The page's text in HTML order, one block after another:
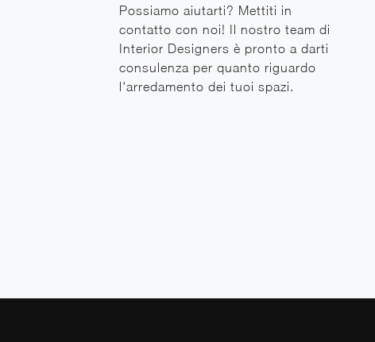
Possiamo aiutarti? Mettiti in
contatto con noi! Il nostro team di
Interior Designers è pronto a darti
consulenza per quanto riguardo
l'arredamento dei tuoi spazi.